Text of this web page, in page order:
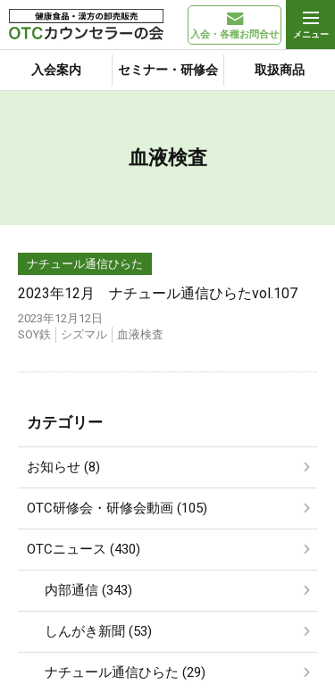
入会・各種お問合せ
入会案内 セミナー・研修会 取扱商品
血液検査
ナチュール通信ひらた
2023年12月 ナチュール通信ひらたvol.107
2023年12月12日
SOY鉄
シズマル 血液検査
カテゴリー
お知らせ (8)
OTC研修会・研修会動画 (105)
OTCニュース (430)
内部通信 (343)
しんがき新聞 (53)
ナチュール通信ひらた (29)